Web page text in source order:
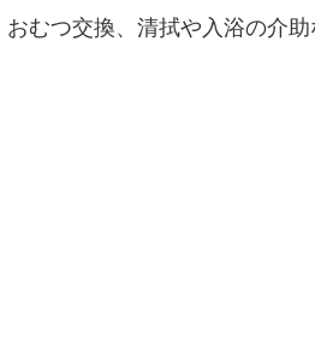
むつ交換、清拭や入浴の介助